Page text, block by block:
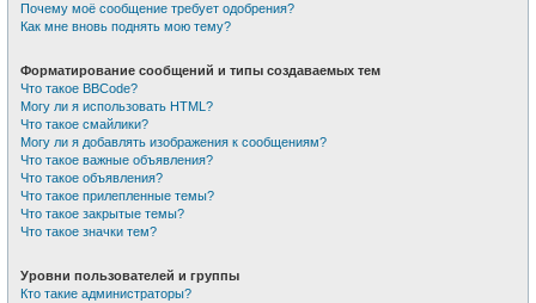
Почему моё сообщение требует одобрения?
Как мне вновь поднять мою тему?
Форматирование сообщений и типы создаваемых тем
Что такое BBCode?
Могу ли я использовать HTML?
Что такое смайлики?
Могу ли я добавлять изображения к сообщениям?
Что такое важные объявления?
Что такое объявления?
Что такое прилепленные темы?
Что такое закрытые темы?
Что такое значки тем?
Уровни пользователей и группы
Кто такие администраторы?